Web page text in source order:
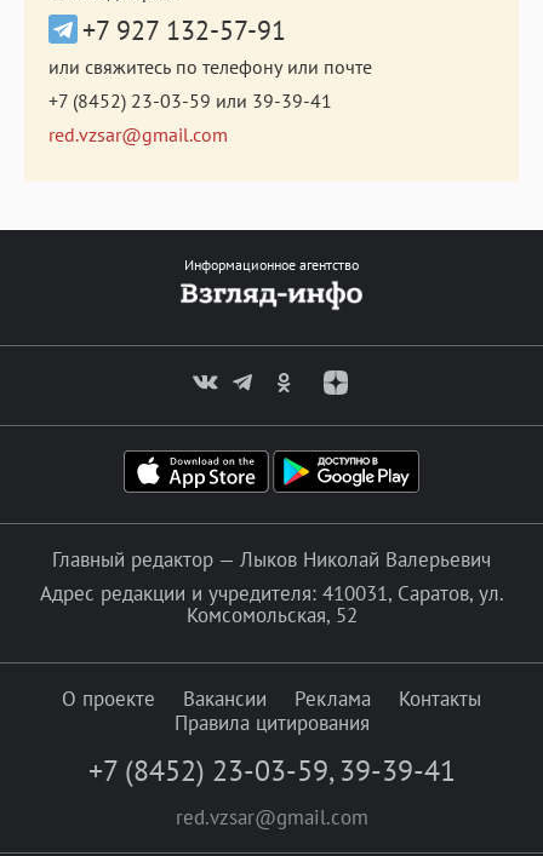
+7 927 132-57-91
или свяжитесь по телефону или почте
+7 (8452) 23-03-59 или 39-39-41
red.vzsar@gmail.com
Информационное агентство
Главный редактор — Лыков Николай Валерьевич
Адрес редакции и учредителя: 410031, Саратов, ул.
Комсомольская, 52
О проекте Вакансии Реклама
Контакты
Правила цитирования
+7 (8452) 23-03-59, 39-39-41
red.vzsar@gmail.com